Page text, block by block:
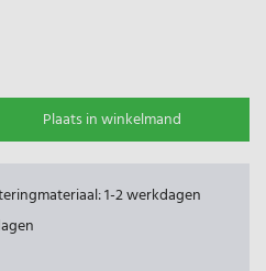
Plaats in winkelmand
1-2 werkdagen